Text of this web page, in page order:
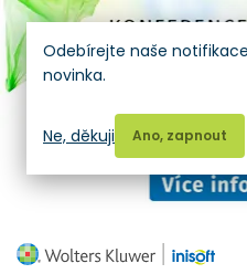
Odebírejte naše
novinka.
Ano, zapnout
Ne, děkuji